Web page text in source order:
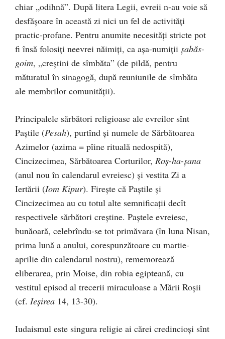
chiar „odihnă”. După litera Legii, evreii n-au voie să
desfășoare în această zi nici un fel de activități
practic-profane. Pentru anumite necesități stricte pot
fi însă folosiți neevrei năimiți, ca așa-numiții șabăs-
goim, „creștini de sîmbăta” (de pildă, pentru
măturatul în sinagogă, după reuniunile de sîmbăta
ale membrilor comunității).
Principalele sărbători religioase ale evreilor sînt
Paștile (Pesah), purtînd și numele de Sărbătoarea
Azimelor (azima = pîine rituală nedospită),
Cincizecimea, Sărbătoarea Corturilor, Roș-ha-șana
(anul nou în calendarul evreiesc) și vestita Zi a
Iertării (Iom Kipur). Firește că Paștile și
Cincizecimea au cu totul alte semnificații decît
respectivele sărbători creștine. Paștele evreiesc,
bunăoară, celebrîndu-se tot primăvara (în luna Nisan,
prima lună a anului, corespunzătoare cu martie-
aprilie din calendarul nostru), rememorează
eliberarea, prin Moise, din robia egipteană, cu
vestitul episod al trecerii miraculoase a Mării Roșii
(cf. Ieșirea 14, 13-30).
Iudaismul este singura religie ai cărei credincioși sînt